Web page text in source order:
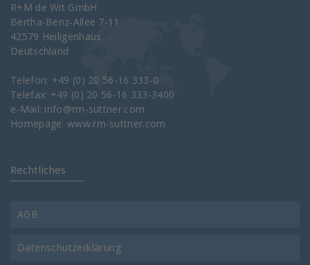
R+M de Wit GmbH
Bertha-Benz-Allee 7-11
42579 Heiligenhaus
Deutschland
Telefon: +49 (0) 20 56-16 333-0
Telefax: +49 (0) 20 56-16 333-3400
e-Mail: info@rm-suttner.com
Homepage:www.rm-suttner.com
Rechtliches
AGB
Datenschutzerklärung